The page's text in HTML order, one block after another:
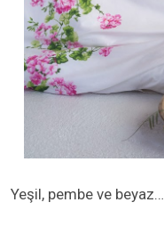
Yeşil, pembe ve